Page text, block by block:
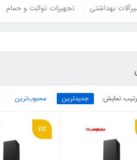
بهداشتی تجهیزات توالت و حمام
نمایش: جدیدترین محبوب‌ترین
11٪